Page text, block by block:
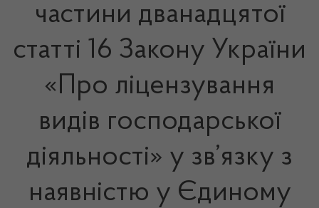
частини дванадцятої
статті 16 Закону України
«Про ліцензування
видів господарської
діяльності» у зв’язку з
наявністю у Єдиному